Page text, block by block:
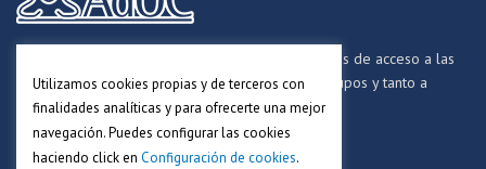
Formamos opositores para los procesos selectivos de acceso a las
distintas Administraciones Públicas, a todos los grupos y tanto a
personal funcionario, laboral y estatutario.
Utilizamos cookies propias y de terceros con
finalidades analíticas y para ofrecerte una mejor
navegación. Puedes configurar las cookies
haciendo click en Configuración de cookies.